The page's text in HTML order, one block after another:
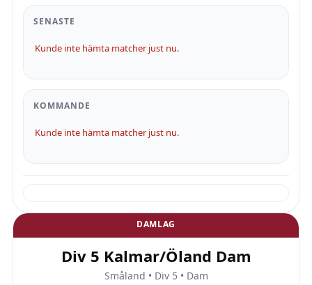
SENASTE
Kunde inte hämta matcher just nu.
KOMMANDE
Kunde inte hämta matcher just nu.
DAMLAG
Div 5 Kalmar/Öland Dam
Småland • Div 5 • Dam